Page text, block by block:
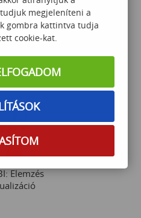
-
Elemzés
megjeleníteni a
gombra kattintva tudja
cookie-kat.